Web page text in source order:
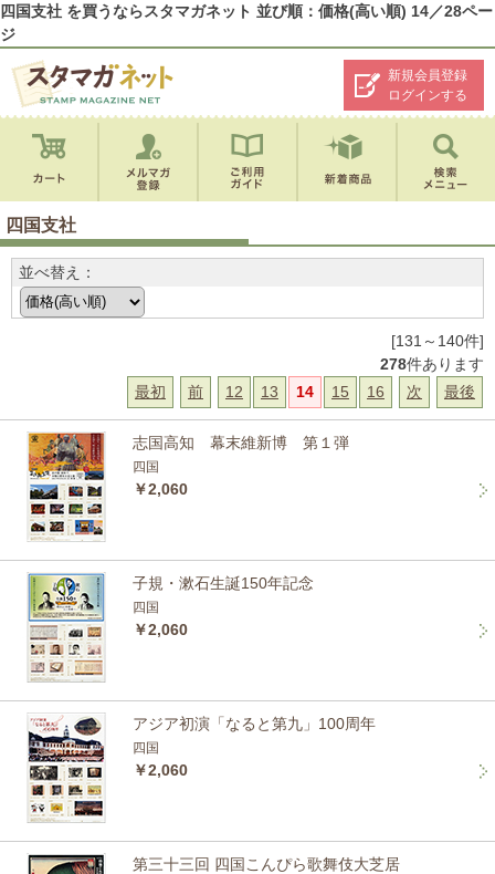
四国支社 を買うならスタマガネット 並び順：価格(高い順) 14／28ペー
ジ
新規会員登録
ログインする
四国支社
並べ替え：
[131～140件]
278件あります
最初
前 12 13 14 15 16 次 最後
志国高知 幕末維新博 第１弾
四国
￥2,060
子規・漱石生誕150年記念
四国
￥2,060
アジア初演「なると第九」100周年
四国
￥2,060
第三十三回 四国こんぴら歌舞伎大芝居